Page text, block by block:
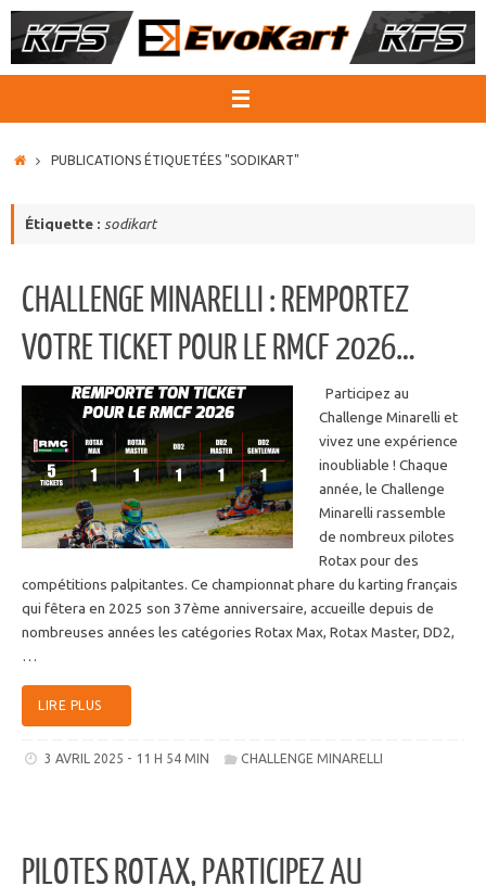
Passer
au
ACCUEIL
PUBLICATIONS ÉTIQUETÉES "SODIKART"
Étiquette : sodikart
CHALLENGE MINARELLI : REMPORTEZ
VOTRE TICKET POUR LE RMCF 2026…
Participez au
Challenge Minarelli et
vivez une expérience
inoubliable ! Chaque
année, le Challenge
Minarelli rassemble
de nombreux pilotes
Rotax pour des
compétitions palpitantes. Ce championnat phare du karting français
qui fêtera en 2025 son 37ème anniversaire, accueille depuis de
nombreuses années les catégories Rotax Max, Rotax Master, DD2,
…
LIRE PLUS
3 AVRIL 2025 - 11 H 54 MIN CHALLENGE MINARELLI
PILOTES ROTAX, PARTICIPEZ AU